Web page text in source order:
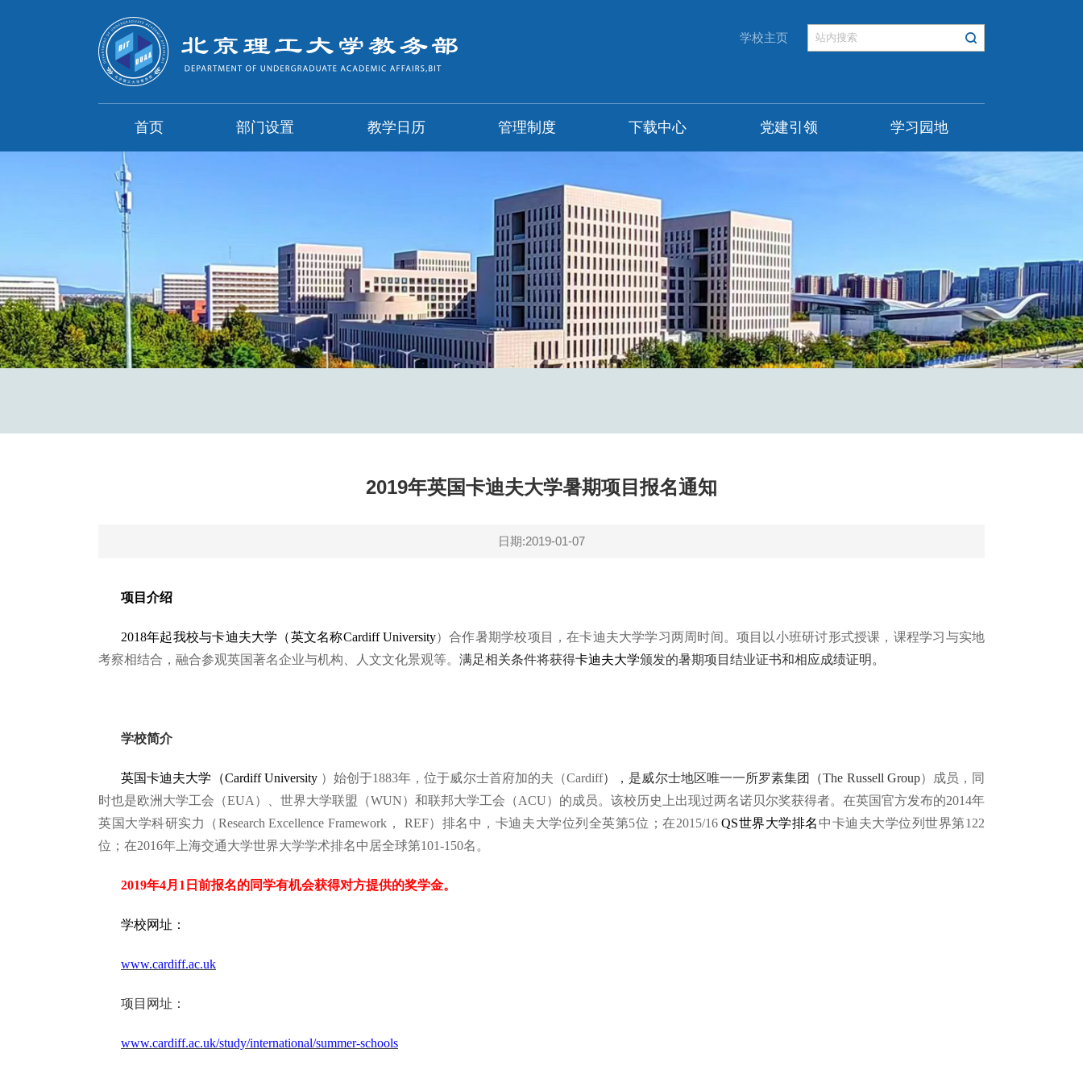
学校主页
首页 部门设置 教学日历 管理制度 下载中心 党建引领 学习园地
2019年英国卡迪夫大学暑期项目报名通知
日期:2019-01-07
项目介绍
2018年起我校与卡迪夫大学（英文名称Cardiff University）合作暑期学校项目，在卡迪夫大学学习两周时间。项目以小班研讨形式授课，课程学习与实地
考察相结合，融合参观英国著名企业与机构、人文文化景观等。 满足相关条件将获得卡迪夫大学颁发的暑期项目结业证书和相应成绩证明。
学校简介
英国卡迪夫大学（Cardiff University ）始创于1883年，位于威尔士首府加的夫（Cardiff），是威尔士地区唯一一所罗素集团（The Russell Group）成员，同
时也是欧洲大学工会（EUA）、世界大学联盟（WUN）和联邦大学工会（ACU）的成员。该校历史上出现过两名诺贝尔奖获得者。在英国官方发布的2014年
英国大学科研实力（Research Excellence Framework， REF）排名中，卡迪夫大学位列全英第5位；在2015/16QS世界大学排名 中卡迪夫大学位列世界第122
位；在2016年上海交通大学世界大学学术排名中居全球第101-150名。
2019年4月1日前报名的同学有机会获得对方提供的奖学金。
学校网址：
www.cardiff.ac.uk
项目网址：
www.cardiff.ac.uk/study/international/summer-schools